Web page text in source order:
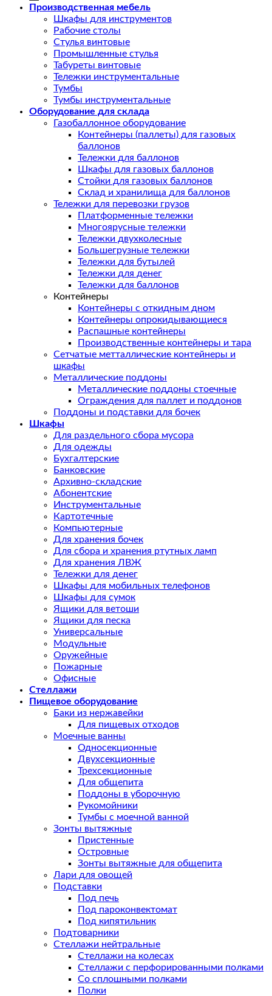
Производственная мебель
Шкафы для инструментов
Рабочие столы
Стулья винтовые
Промышленные стулья
Табуреты винтовые
Тележки инструментальные
Тумбы
Тумбы инструментальные
Оборудование для склада
Газобаллонное оборудование
Контейнеры (паллеты) для газовых
баллонов
Тележки для баллонов
Шкафы для газовых баллонов
Стойки для газовых баллонов
Склад и хранилища для баллонов
Тележки для перевозки грузов
Платформенные тележки
Многоярусные тележки
Тележки двухколесные
Большегрузные тележки
Тележки для бутылей
Тележки для денег
Тележки для баллонов
Контейнеры
Контейнеры с откидным дном
Контейнеры опрокидывающиеся
Распашные контейнеры
Производственные контейнеры и тара
Сетчатые метталлические контейнеры и
шкафы
Металлические поддоны
Металлические поддоны стоечные
Ограждения для паллет и поддонов
Поддоны и подставки для бочек
Шкафы
Для раздельного сбора мусора
Для одежды
Бухгалтерские
Банковские
Архивно-складские
Абонентские
Инструментальные
Картотечные
Компьютерные
Для хранения бочек
Для сбора и хранения ртутных ламп
Для хранения ЛВЖ
Тележки для денег
Шкафы для мобильных телефонов
Шкафы для сумок
Ящики для ветоши
Ящики для песка
Универсальные
Модульные
Оружейные
Пожарные
Офисные
Стеллажи
Пищевое оборудование
Баки из нержавейки
Для пищевых отходов
Моечные ванны
Односекционные
Двухсекционные
Трехсекционные
Для общепита
Поддоны в уборочную
Рукомойники
Тумбы с моечной ванной
Зонты вытяжные
Пристенные
Островные
Зонты вытяжные для общепита
Лари для овощей
Подставки
Под печь
Под пароконвектомат
Под кипятильник
Подтоварники
Стеллажи нейтральные
Стеллажи на колесах
Стеллажи с перфорированными полками
Со сплошными полками
Полки